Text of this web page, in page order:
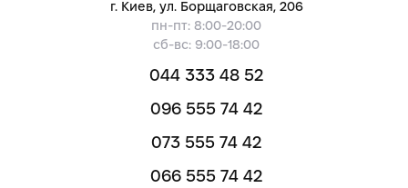
г. Киев, ул. Борщаговская, 206
пн-пт: 8:00-20:00
сб-вс: 9:00-18:00
044 333 48 52
096 555 74 42
073 555 74 42
066 555 74 42